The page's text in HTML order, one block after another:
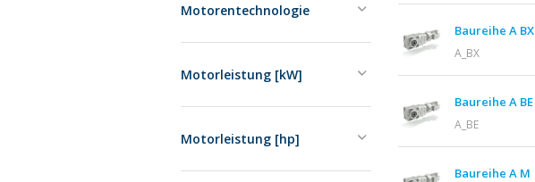
Motorentechnologie
Motorleistung [kW]
Motorleistung [hp]
Baureihe A BX
A_BX
Baureihe A BE
A_BE
Baureihe A M